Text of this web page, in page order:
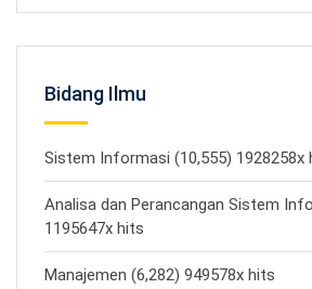
Bidang Ilmu
Sistem Informasi (10,555) 1928258x
Analisa dan Perancangan Sistem
1195647x hits
Manajemen (6,282) 949578x hits